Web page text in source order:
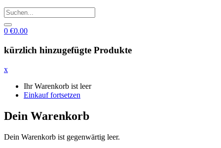
0 €0.00
kürzlich hinzugefügte Produkte
x
Ihr Warenkorb ist leer
Einkauf fortsetzen
Dein Warenkorb
Dein Warenkorb ist gegenwärtig leer.